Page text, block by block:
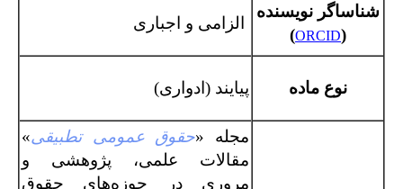
شناساگر نویسنده
(
ORCID
)
الزامی و اجباری
نوع ماده پیایند (ادواری)
مجله «حقوق عمومی تطبیقی»
مقالات علمی، پژوهشی و
مروری در حوزه‌های حقوق